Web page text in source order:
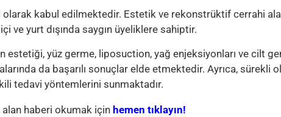
kabul edilmektedir. Estetik ve rekonstrüktif cerrahi
ve yurt dışında saygın üyeliklere sahiptir.
estetiği, yüz germe, liposuction, yağ enjeksiyonları ve cilt
da başarılı sonuçlar elde etmektedir. Ayrıca, sürekli
tedavi yöntemlerini sunmaktadır.
alan haberi okumak içinhemen tıklayın!